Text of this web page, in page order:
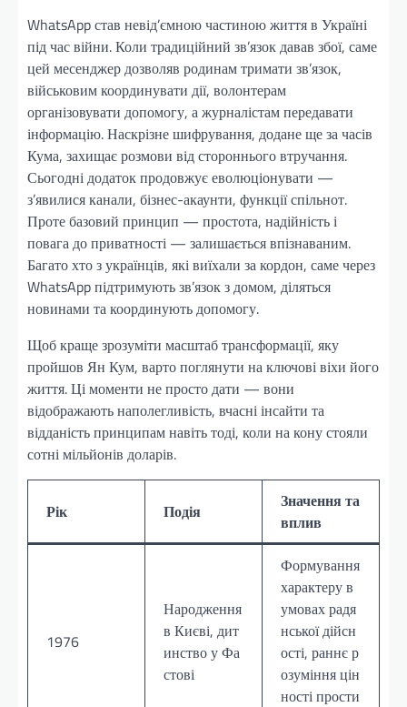
WhatsApp став невід’ємною частиною життя в Україні
під час війни. Коли традиційний зв’язок давав збої, саме
цей месенджер дозволяв родинам тримати зв’язок,
військовим координувати дії, волонтерам
організовувати допомогу, а журналістам передавати
інформацію. Наскрізне шифрування, додане ще за часів
Кума, захищає розмови від стороннього втручання.
Сьогодні додаток продовжує еволюціонувати —
з’явилися канали, бізнес-акаунти, функції спільнот.
Проте базовий принцип — простота, надійність і
повага до приватності — залишається впізнаваним.
Багато хто з українців, які виїхали за кордон, саме через
WhatsApp підтримують зв’язок з домом, діляться
новинами та координують допомогу.
Щоб краще зрозуміти масштаб трансформації, яку
пройшов Ян Кум, варто поглянути на ключові віхи його
життя. Ці моменти не просто дати — вони
відображають наполегливість, вчасні інсайти та
відданість принципам навіть тоді, коли на кону стояли
сотні мільйонів доларів.
Рік Подія
Значення та
вплив
1976
Народження
в Києві, дит
инство у Фа
стові
Формування
характеру в
умовах радя
нської дійсн
ості, раннє р
озуміння цін
ності прости